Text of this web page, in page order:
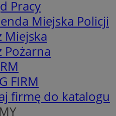
Pracy
Miejska Policji
Miejska
Pożarna
FIRM
firmę do katalogu